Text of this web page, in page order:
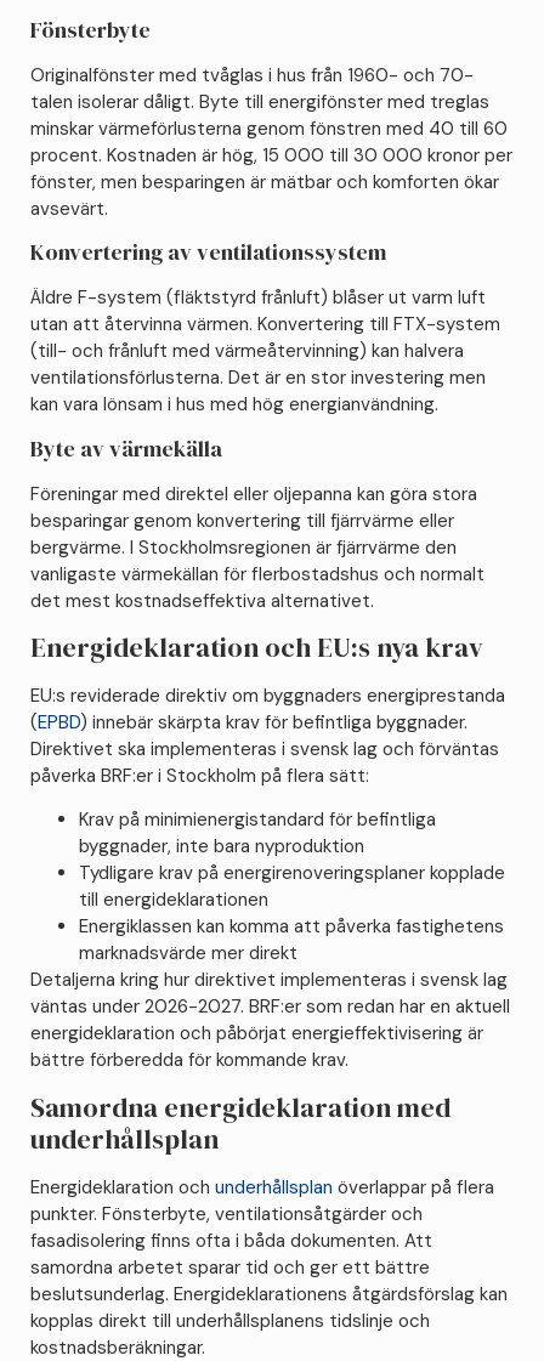
Fönsterbyte
Originalfönster med tvåglas i hus från 1960- och 70-
talen isolerar dåligt. Byte till energifönster med treglas
minskar värmeförlusterna genom fönstren med 40 till 60
procent. Kostnaden är hög, 15 000 till 30 000 kronor per
fönster, men besparingen är mätbar och komforten ökar
avsevärt.
Konvertering av ventilationssystem
Äldre F-system (fläktstyrd frånluft) blåser ut varm luft
utan att återvinna värmen. Konvertering till FTX-system
(till- och frånluft med värmeåtervinning) kan halvera
ventilationsförlusterna. Det är en stor investering men
kan vara lönsam i hus med hög energianvändning.
Byte av värmekälla
Föreningar med direktel eller oljepanna kan göra stora
besparingar genom konvertering till fjärrvärme eller
bergvärme. I Stockholmsregionen är fjärrvärme den
vanligaste värmekällan för flerbostadshus och normalt
det mest kostnadseffektiva alternativet.
Energideklaration och EU:s nya krav
EU:s reviderade direktiv om byggnaders energiprestanda
(EPBD) innebär skärpta krav för befintliga byggnader.
Direktivet ska implementeras i svensk lag och förväntas
påverka BRF:er i Stockholm på flera sätt:
Krav på minimienergistandard för befintliga
byggnader, inte bara nyproduktion
Tydligare krav på energirenoveringsplaner kopplade
till energideklarationen
Energiklassen kan komma att påverka fastighetens
marknadsvärde mer direkt
Detaljerna kring hur direktivet implementeras i svensk lag
väntas under 2026-2027. BRF:er som redan har en aktuell
energideklaration och påbörjat energieffektivisering är
bättre förberedda för kommande krav.
Samordna energideklaration med
underhållsplan
Energideklaration och underhållsplan överlappar på flera
punkter. Fönsterbyte, ventilationsåtgärder och
fasadisolering finns ofta i båda dokumenten. Att
samordna arbetet sparar tid och ger ett bättre
beslutsunderlag. Energideklarationens åtgärdsförslag kan
kopplas direkt till underhållsplanens tidslinje och
kostnadsberäkningar.